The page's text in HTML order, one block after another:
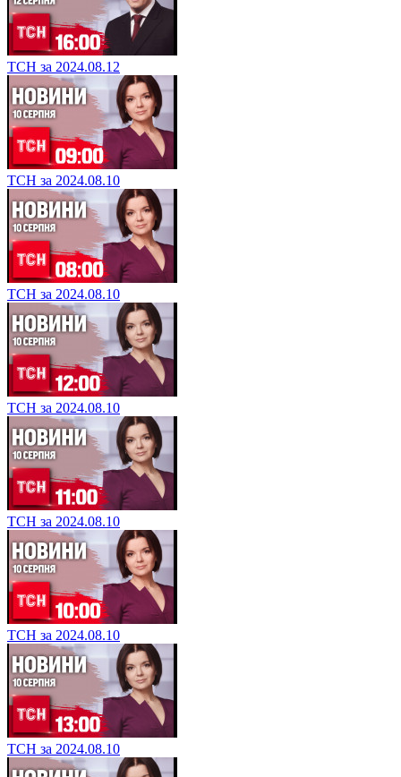
ТСН за 2024.08.12
ТСН за 2024.08.10
ТСН за 2024.08.10
ТСН за 2024.08.10
ТСН за 2024.08.10
ТСН за 2024.08.10
ТСН за 2024.08.10